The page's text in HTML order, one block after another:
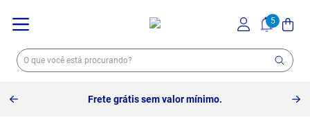
Frete grátis sem valor mínimo.